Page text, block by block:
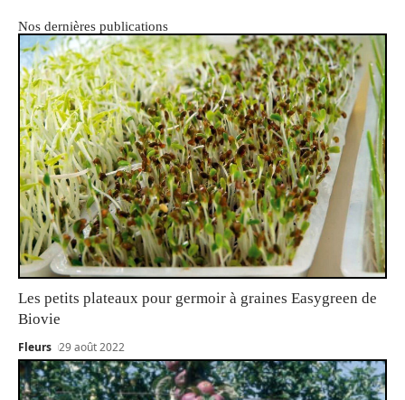
Nos dernières publications
Les petits plateaux pour germoir à graines Easygreen de
Biovie
Fleurs 29 août 2022